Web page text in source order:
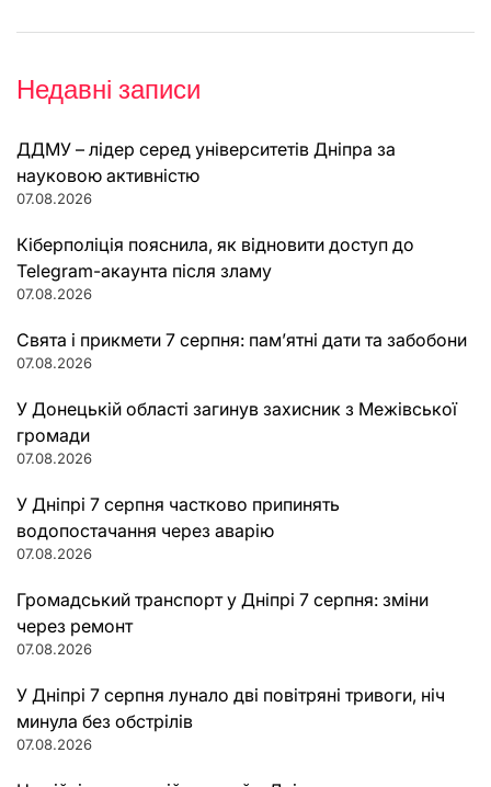
Недавні записи
ДДМУ – лідер серед університетів Дніпра за
науковою активністю
07.08.2026
Кіберполіція пояснила, як відновити доступ до
Telegram-акаунта після зламу
07.08.2026
Свята і прикмети 7 серпня: пам’ятні дати та забобони
07.08.2026
У Донецькій області загинув захисник з Межівської
громади
07.08.2026
У Дніпрі 7 серпня частково припинять
водопостачання через аварію
07.08.2026
Громадський транспорт у Дніпрі 7 серпня: зміни
через ремонт
07.08.2026
У Дніпрі 7 серпня лунало дві повітряні тривоги, ніч
минула без обстрілів
07.08.2026